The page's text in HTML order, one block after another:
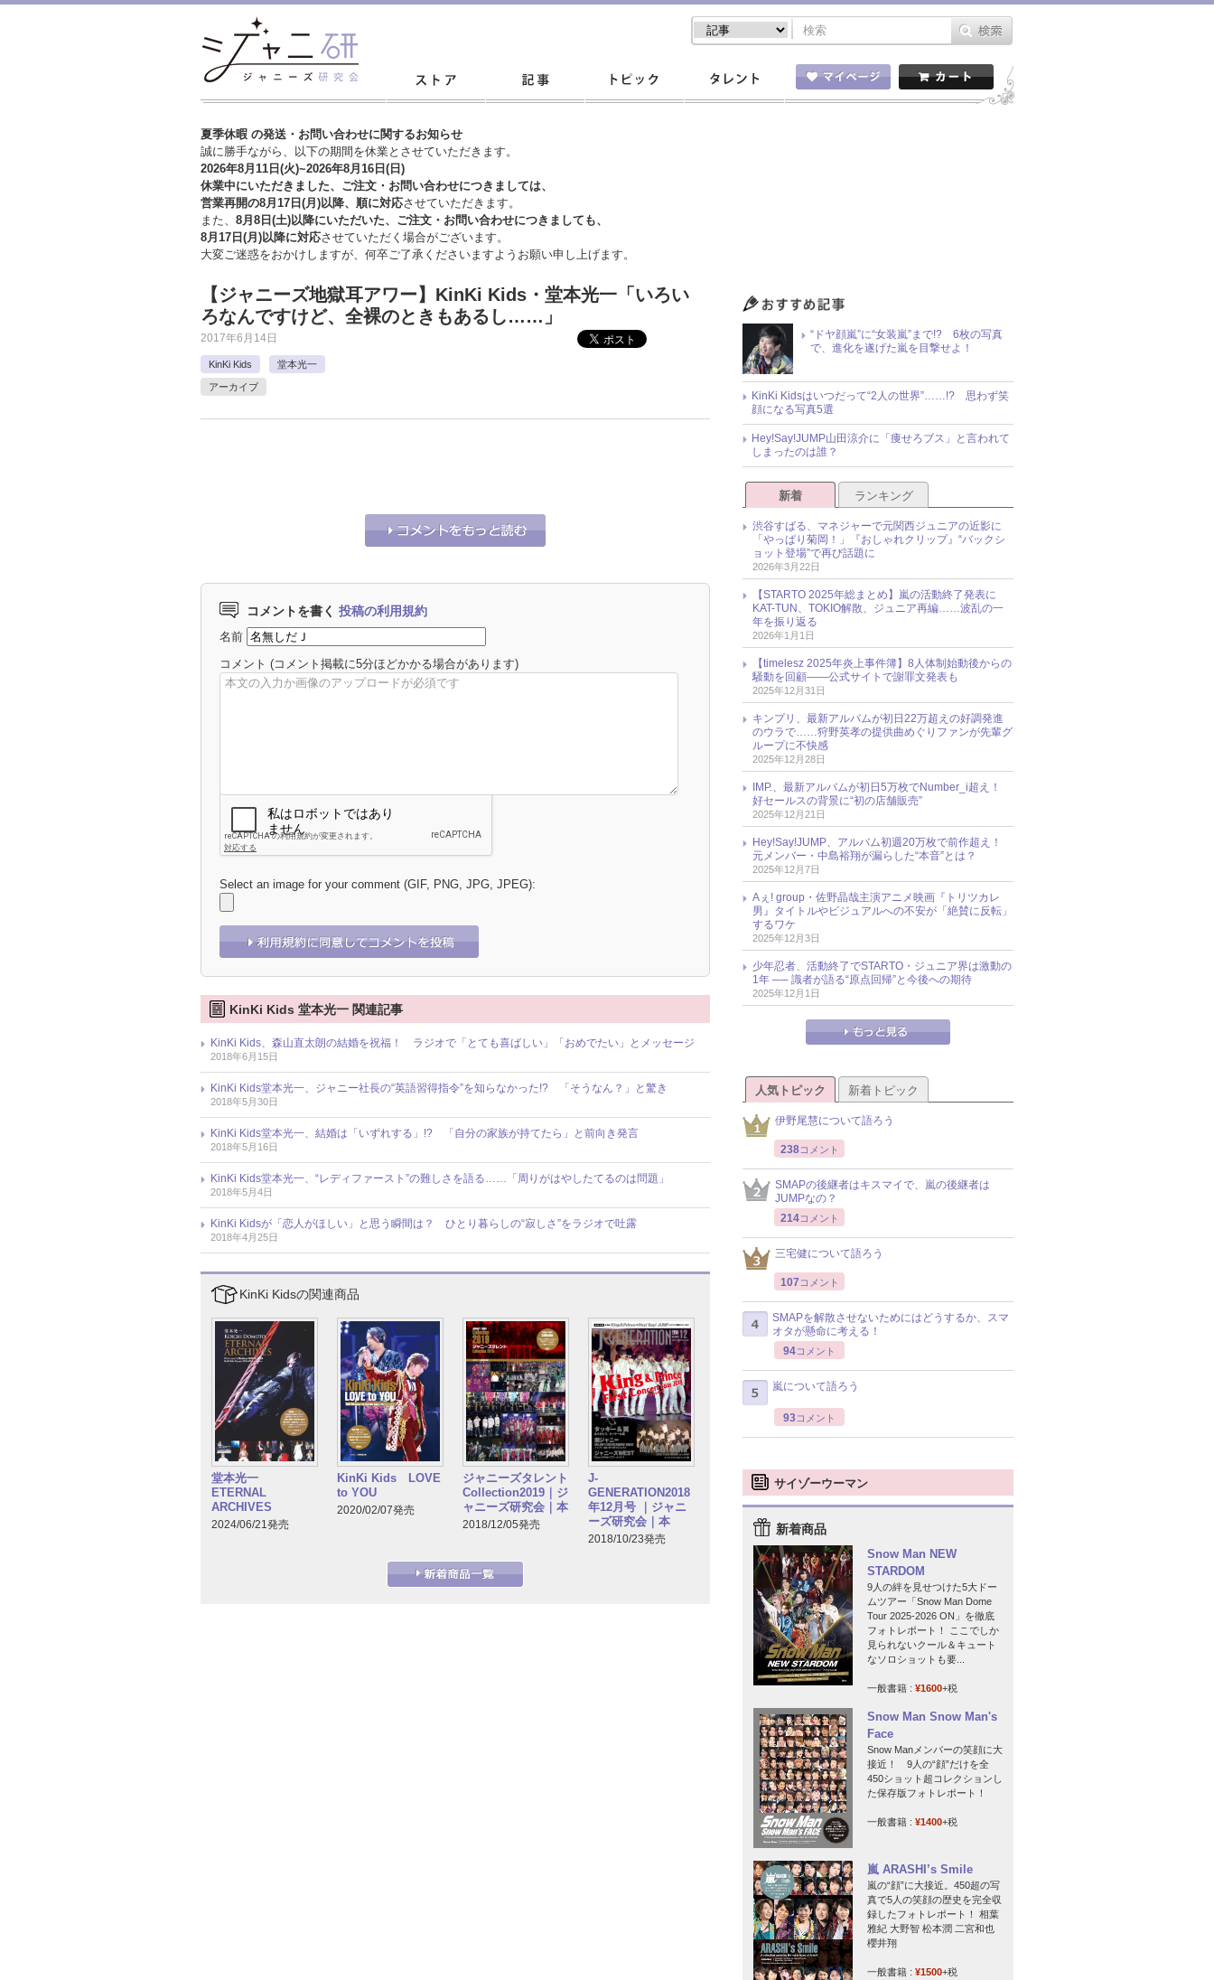
夏季休暇 の発送・お問い合わせに関するお知らせ
誠に勝手ながら、以下の期間を休業とさせていただきます。
2026年8月11日(火)~2026年8月16日(日)
休業中にいただきました、ご注文・お問い合わせにつきましては、
営業再開の8月17日(月)以降、順に対応させていただきます。
また、 8月8日(土)以降にいただいた、ご注文・ お問い合わせにつきましても、
8月17日(月)以降に対応させていただく場合がございます。
大変ご迷惑をおかけしますが、 何卒ご了承くださいますようお願い申し上げます。
【ジャニーズ地獄耳アワー】KinKi Kids・堂本光一「いろい
ろなんですけど、全裸のときもあるし……」
2017年6月14日
KinKi Kids 堂本光一
アーカイブ
コメントを書く 投稿の利用規約
名前
コメント (コメント掲載に5分ほどかかる場合があります)
Select an image for your comment (GIF, PNG, JPG, JPEG):
KinKi Kids 堂本光一 関連記事
KinKi Kids、森山直太朗の結婚を祝福！ ラジオで「とても喜ばしい」「おめでたい」とメッセージ
2018年6月15日
KinKi Kids堂本光一、ジャニー社長の“英語習得指令”を知らなかった!? 「そうなん？」と驚き
2018年5月30日
KinKi Kids堂本光一、結婚は「いずれする」!? 「自分の家族が持てたら」と前向き発言
2018年5月16日
KinKi Kids堂本光一、“レディファースト”の難しさを語る……「周りがはやしたてるのは問題」
2018年5月4日
KinKi Kidsが「恋人がほしい」と思う瞬間は？ ひとり暮らしの“寂しさ”をラジオで吐露
2018年4月25日
KinKi Kidsの関連商品
堂本光一
ETERNAL
ARCHIVES
2024/06/21発売
KinKi Kids LOVE
to YOU
2020/02/07発売
ジャニーズタレント
Collection2019｜ジ
ャニーズ研究会｜本
2018/12/05発売
J-
GENERATION2018
年12月号 ｜ジャニ
ーズ研究会｜本
2018/10/23発売
“ドヤ顔嵐”に“女装嵐”まで!? 6枚の写真
で、進化を遂げた嵐を目撃せよ！
KinKi Kidsはいつだって“2人の世界”……!? 思わず笑
顔になる写真5選
Hey!Say!JUMP山田涼介に「痩せろブス」と言われて
しまったのは誰？
新着 ランキング
渋谷すばる、マネジャーで元関西ジュニアの近影に
「やっぱり菊岡！」『おしゃれクリップ』“バックシ
ョット登場”で再び話題に
2026年3月22日
【STARTO 2025年総まとめ】嵐の活動終了発表に
KAT-TUN、TOKIO解散、ジュニア再編……波乱の一
年を振り返る
2026年1月1日
【timelesz 2025年炎上事件簿】8人体制始動後からの
騒動を回顧――公式サイトで謝罪文発表も
2025年12月31日
キンプリ、最新アルバムが初日22万超えの好調発進
のウラで……狩野英孝の提供曲めぐりファンが先輩グ
ループに不快感
2025年12月28日
IMP.、最新アルバムが初日5万枚でNumber_i超え！
好セールスの背景に“初の店舗販売”
2025年12月21日
Hey!Say!JUMP、アルバム初週20万枚で前作超え！
元メンバー・中島裕翔が漏らした“本音”とは？
2025年12月7日
Aぇ! group・佐野晶哉主演アニメ映画『トリツカレ
男』タイトルやビジュアルへの不安が「絶賛に反転」
するワケ
2025年12月3日
少年忍者、活動終了でSTARTO・ジュニア界は激動の
1年 ── 識者が語る“原点回帰”と今後への期待
2025年12月1日
人気トピック 新着トピック
伊野尾慧について語ろう
238コメント
SMAPの後継者はキスマイで、嵐の後継者は
JUMPなの？
214コメント
三宅健について語ろう
107 コメント
SMAPを解散させないためにはどうするか、スマ
オタが懸命に考える！
94コメント
嵐について語ろう
93コメント
サイゾーウーマン
新着商品
Snow Man NEW
STARDOM
9人の絆を見せつけた5大ドー
ムツアー「Snow Man Dome
Tour 2025-2026 ON」を徹底
フォトレポート！ ここでしか
見られないクール＆キュート
なソロショットも要...
一般書籍 : ¥1600+税
Snow Man Snow Man's
Face
Snow Manメンバーの笑顔に大
接近！ 9人の“顔”だけを全
450ショット超コレクションし
た保存版フォトレポート！
一般書籍 : ¥1400+税
嵐 ARASHI’s Smile
嵐の“顔”に大接近。450超の写
真で5人の笑顔の歴史を完全収
録したフォトレポート！ 相葉
雅紀 大野智 松本潤 二宮和也
櫻井翔
一般書籍 : ¥1500+税